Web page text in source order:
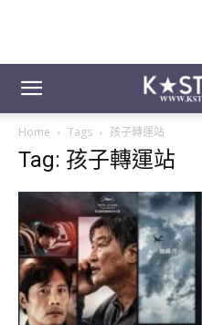
Home Tags 孩子轉運站
Tag: 孩子轉運站